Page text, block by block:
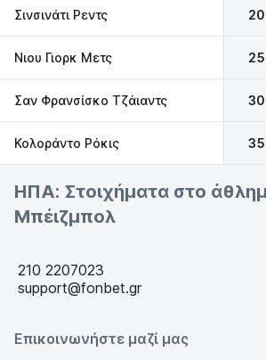
Σινσινάτι Ρεντς
Νιου Γιορκ Μετς
Σαν Φρανσίσκο Τζάιαντς
Κολοράντο Ρόκις
ΗΠΑ: Στοιχήματα στο
Μπέιζμπολ
210 2207023
support@fonbet.gr
Επικοινωνήστε μαζί μας